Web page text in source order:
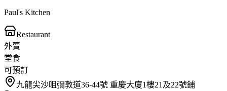
Paul's Kitchen
Restaurant
外賣
堂食
可預訂
九龍尖沙咀彌敦道36-44號 重慶大廈1樓21及22號鋪